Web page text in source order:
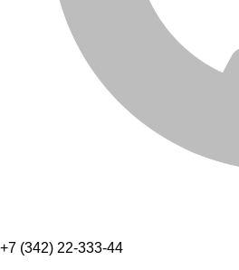
+7 (342) 22-333-44